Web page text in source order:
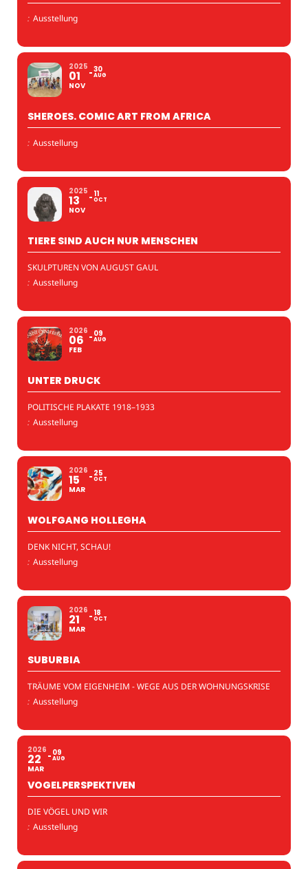
: Ausstellung
2025
01
NOV
30
AUG
SHEROES. COMIC ART FROM AFRICA
: Ausstellung
2025
13
NOV
11
OCT
TIERE SIND AUCH NUR MENSCHEN
SKULPTUREN VON AUGUST GAUL
: Ausstellung
2026
06
FEB
09
AUG
UNTER DRUCK
POLITISCHE PLAKATE 1918–1933
: Ausstellung
2026
15
MAR
25
OCT
WOLFGANG HOLLEGHA
DENK NICHT, SCHAU!
: Ausstellung
2026
21
MAR
18
OCT
SUBURBIA
TRÄUME VOM EIGENHEIM - WEGE AUS DER WOHNUNGSKRISE
: Ausstellung
2026
22
MAR
09
AUG
VOGELPERSPEKTIVEN
DIE VÖGEL UND WIR
: Ausstellung